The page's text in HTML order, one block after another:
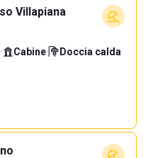
Villapiana
· Cabine· Doccia calda·